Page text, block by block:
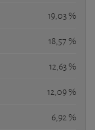
19,03 %
18,57 %
12,63 %
12,09 %
6,92 %